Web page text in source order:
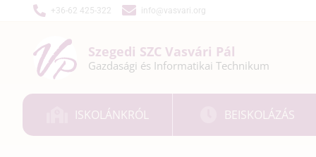
+36-62 425-322 info@vasvari.org
Szegedi SZC Vasvári Pál
Gazdasági és Informatikai Technikum
ISKOLÁNKRÓL BEISKOLÁZÁS